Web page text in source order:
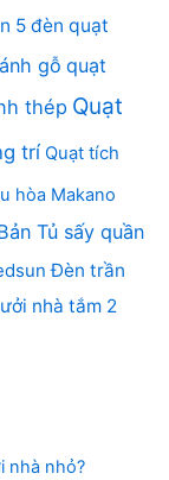
5 đèn quạt
gỗ quạt
thép Quạt
trí Quạt tích
hòa Makano
Tủ sấy quần
Đèn trần
nhà tắm 2
nhà nhỏ?